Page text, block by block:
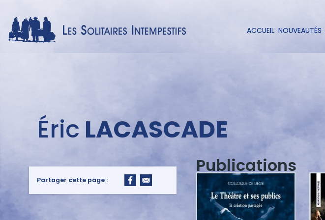
Navigation
ACCUEIL NOUVEAUTÉS
Menu
auteurÉric LACASCADE
Publications
Partager cette page :